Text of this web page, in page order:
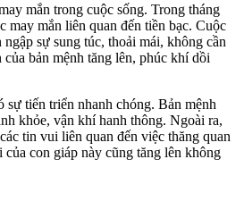
mắn trong cuộc sống. Trong tháng
may mắn liên quan đến tiền bạc. Cuộc
sự sung túc, thoải mái, không cần
bản mệnh tăng lên, phúc khí dồi
tiến triển nhanh chóng. Bản mệnh
khỏe, vận khí hanh thông. Ngoài ra,
tin vui liên quan đến việc thăng quan
con giáp này cũng tăng lên không